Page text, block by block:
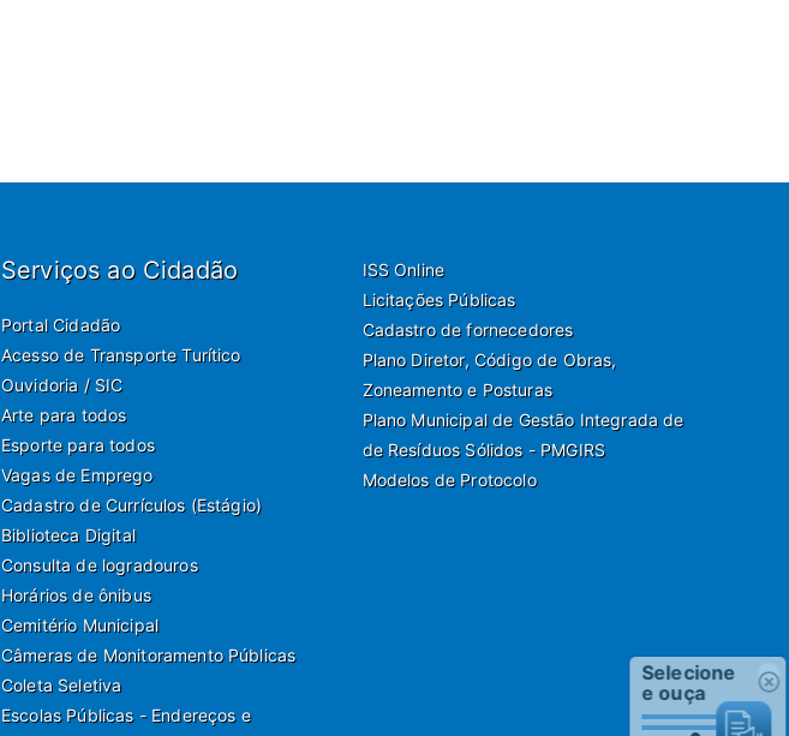
Serviços ao Cidadão
Portal Cidadão
Acesso de Transporte Turítico
Ouvidoria / SIC
Arte para todos
Esporte para todos
Vagas de Emprego
Cadastro de Currículos (Estágio)
Biblioteca Digital
Consulta de logradouros
Horários de ônibus
Cemitério Municipal
Câmeras de Monitoramento Públicas
Coleta Seletiva
Escolas Públicas - Endereços e
ISS Online
Licitações Públicas
Cadastro de fornecedores
Plano Diretor, Código de Obras,
Zoneamento e Posturas
Plano Municipal de Gestão Integrada de
de Resíduos Sólidos - PMGIRS
Modelos de Protocolo
Selecione
e ouça